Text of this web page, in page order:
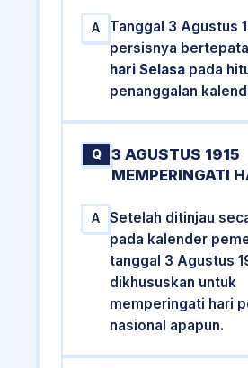
A
Tanggal 3 Agustus
persisnya
hari Selasa pada
penanggalan
Q
3 AGUSTUS 1915
MEMPERINGATI
A
Setelah ditinjau
pada kalender
tanggal 3 Agustus
dikhususkan untuk
memperingati hari
nasional apapun.